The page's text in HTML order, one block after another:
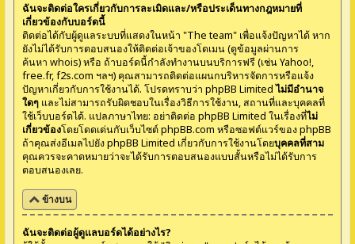
ฉันจะติดต่อใครเกี่ยวกับการละเมิดและ/หรือประเด็นทางกฎหมายที่
เกี่ยวข้องกับบอร์ดนี้
ติดต่อได้กับผู้ดูแลระบบที่แสดงในหน้า "The team" เพื่อแจ้งปัญหาได้ หาก
ยังไม่ได้รับการตอบสนองให้ติดต่อเจ้าของโดเมน (ดูข้อมูลผ่านการ
ค้นหา whois) หรือ ถ้าบอร์ดนี้กำลังทำงานบนบริการฟรี (เช่น Yahoo!,
free.fr, f2s.com ฯลฯ) คุณสามารถติดต่อแผนกบริหารจัดการหรือแจ้ง
ปัญหาเกี่ยวกับการใช้งานได้. โปรดทราบว่า phpBB Limitedไม่มีอำนาจ
ใดๆ และไม่สามารถรับผิดชอบในเรื่องวิธีการใช้งาน, สถานที่และบุคคลที่
ใช้เว็บบอร์ดได้. แปลภาษาไทย: อย่าติดต่อ phpBB Limited ในเรื่องที่ไม่
เกี่ยวข้องโดยโดดเด่นกับเว็บไซต์ phpBB.com หรือซอฟต์แวร์ของ phpBB
ถ้าคุณส่งอีเมลไปยัง phpBB Limited เกี่ยวกับการใช้งานโดยบุคคลที่สาม
คุณควรจะคาดหมายว่าจะได้รับการตอบสนองแบบสั้นหรือไม่ได้รับการ
ตอบสนองเลย.
ข้างบน
ฉันจะติดต่อผู้ดูแลบอร์ดได้อย่างไร?